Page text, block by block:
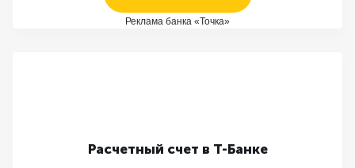
Реклама банка «Точка»
Расчетный счет в Т-Банке